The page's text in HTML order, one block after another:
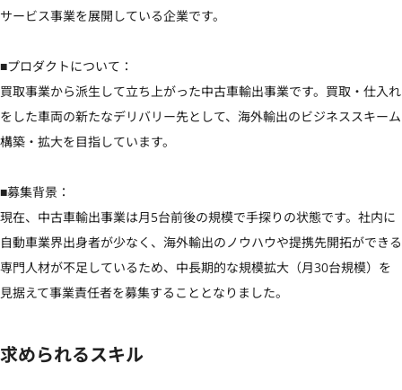
サービス事業を展開している企業です。
■プロダクトについて：
買取事業から派生して立ち上がった中古車輸出事業です。買取・仕入れ
をした車両の新たなデリバリー先として、海外輸出のビジネススキーム
構築・拡大を目指しています。
■募集背景：
現在、中古車輸出事業は月5台前後の規模で手探りの状態です。社内に
自動車業界出身者が少なく、海外輸出のノウハウや提携先開拓ができる
専門人材が不足しているため、中長期的な規模拡大（月30台規模）を
見据えて事業責任者を募集することとなりました。
求められるスキル